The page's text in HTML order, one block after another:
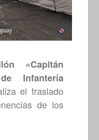
«Capitán
Infantería
el traslado
de los